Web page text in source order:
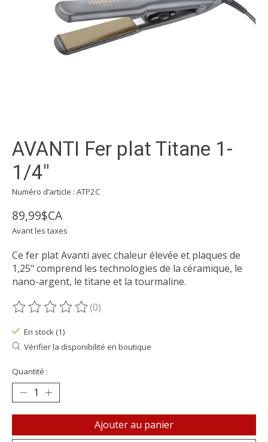
AVANTI Fer plat Titane 1-
1/4"
Numéro d’article : ATP2C
89,99$CA
Avant les taxes
Ce fer plat Avanti avec chaleur élevée et plaques de
1,25" comprend les technologies de la céramique, le
nano-argent, le titane et la tourmaline.
Ce produit est évalué à
(0)
En stock (1)
Vérifier la disponibilité en boutique
Quantité :
Ajouter au panier